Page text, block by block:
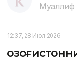
Муаллиф
12:37, 28 Июл 2026